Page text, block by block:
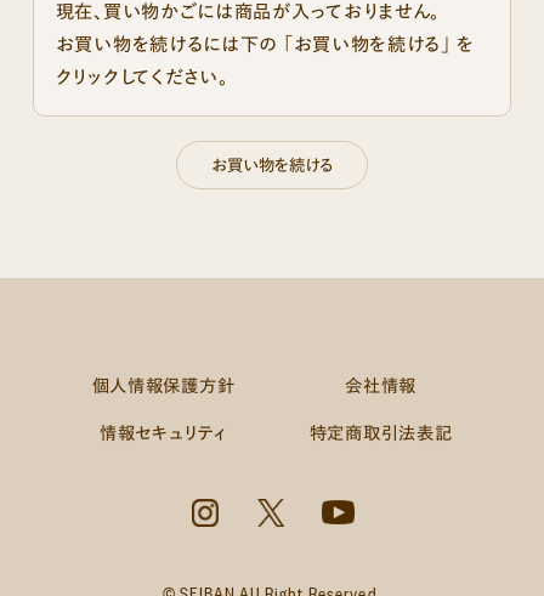
現在、買い物かごには商品が入っておりません。
お買い物を続けるには下の 「お買い物を続ける」 を
クリックしてください。
個人情報保護方針 会社情報
情報セキュリティ 特定商取引法表記